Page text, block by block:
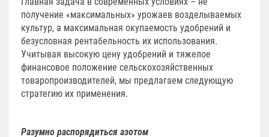
получение «максимальных» урожаев возделываемых
культур, а максимальная окупаемость удобрений и
безусловная рентабельность их использования.
Учитывая высокую цену удобрений и тяжелое
финансовое положение сельскохозяйственных
товаропроизводителей, мы предлагаем следующую
стратегию их применения.
Разумно распорядиться азотом